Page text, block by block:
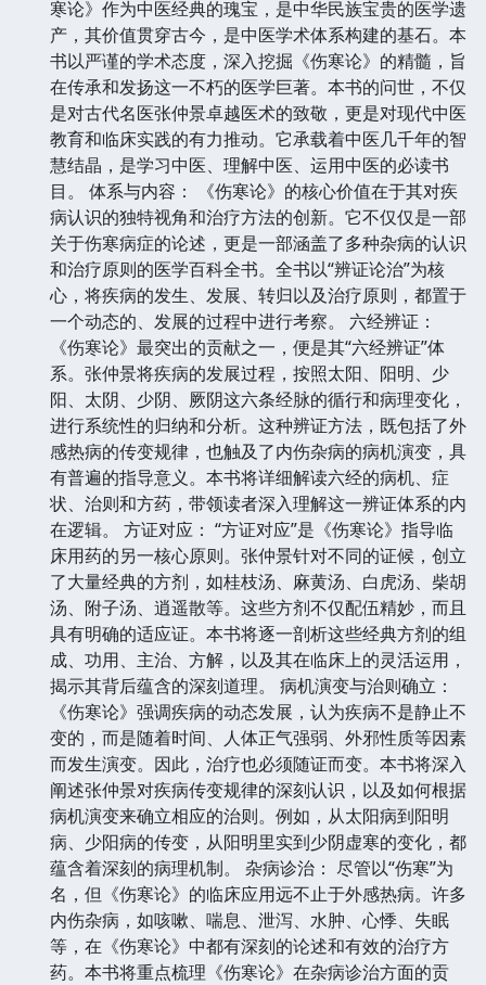
寒论》作为中医经典的瑰宝，是中华民族宝贵的医学遗
产，其价值贯穿古今，是中医学术体系构建的基石。本
书以严谨的学术态度，深入挖掘《伤寒论》的精髓，旨
在传承和发扬这一不朽的医学巨著。本书的问世，不仅
是对古代名医张仲景卓越医术的致敬，更是对现代中医
教育和临床实践的有力推动。它承载着中医几千年的智
慧结晶，是学习中医、理解中医、运用中医的必读书
目。 体系与内容： 《伤寒论》的核心价值在于其对疾
病认识的独特视角和治疗方法的创新。它不仅仅是一部
关于伤寒病症的论述，更是一部涵盖了多种杂病的认识
和治疗原则的医学百科全书。全书以“辨证论治”为核
心，将疾病的发生、发展、转归以及治疗原则，都置于
一个动态的、发展的过程中进行考察。 六经辨证：
《伤寒论》最突出的贡献之一，便是其“六经辨证”体
系。张仲景将疾病的发展过程，按照太阳、阳明、少
阳、太阴、少阴、厥阴这六条经脉的循行和病理变化，
进行系统性的归纳和分析。这种辨证方法，既包括了外
感热病的传变规律，也触及了内伤杂病的病机演变，具
有普遍的指导意义。本书将详细解读六经的病机、症
状、治则和方药，带领读者深入理解这一辨证体系的内
在逻辑。 方证对应： “方证对应”是《伤寒论》指导临
床用药的另一核心原则。张仲景针对不同的证候，创立
了大量经典的方剂，如桂枝汤、麻黄汤、白虎汤、柴胡
汤、附子汤、逍遥散等。这些方剂不仅配伍精妙，而且
具有明确的适应证。本书将逐一剖析这些经典方剂的组
成、功用、主治、方解，以及其在临床上的灵活运用，
揭示其背后蕴含的深刻道理。 病机演变与治则确立：
《伤寒论》强调疾病的动态发展，认为疾病不是静止不
变的，而是随着时间、人体正气强弱、外邪性质等因素
而发生演变。因此，治疗也必须随证而变。本书将深入
阐述张仲景对疾病传变规律的深刻认识，以及如何根据
病机演变来确立相应的治则。例如，从太阳病到阳明
病、少阳病的传变，从阳明里实到少阴虚寒的变化，都
蕴含着深刻的病理机制。 杂病诊治： 尽管以“伤寒”为
名，但《伤寒论》的临床应用远不止于外感热病。许多
内伤杂病，如咳嗽、喘息、泄泻、水肿、心悸、失眠
等，在《伤寒论》中都有深刻的论述和有效的治疗方
药。本书将重点梳理《伤寒论》在杂病诊治方面的贡